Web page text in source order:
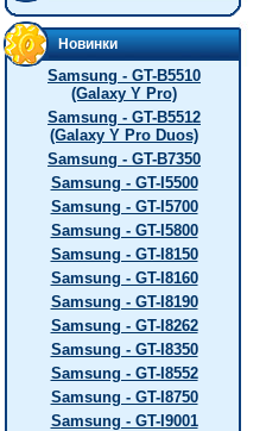
Новинки
Samsung - GT-B5510
(Galaxy Y Pro)
Samsung - GT-B5512
(Galaxy Y Pro Duos)
Samsung - GT-B7350
Samsung - GT-I5500
Samsung - GT-I5700
Samsung - GT-I5800
Samsung - GT-I8150
Samsung - GT-I8160
Samsung - GT-I8190
Samsung - GT-I8262
Samsung - GT-I8350
Samsung - GT-I8552
Samsung - GT-I8750
Samsung - GT-I9001